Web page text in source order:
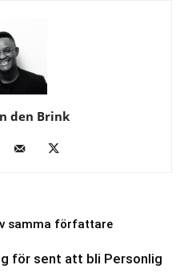
den Brink
samma författare
för sent att bli Personlig